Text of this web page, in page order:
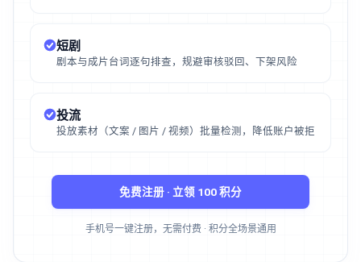
短剧
剧本与成片台词逐句排查，规避审核驳回、下架风险
投流
投放素材（文案 / 图片 / 视频）批量检测，降低账户被拒
免费注册 · 立领 100 积分
手机号一键注册，无需付费 · 积分全场景通用